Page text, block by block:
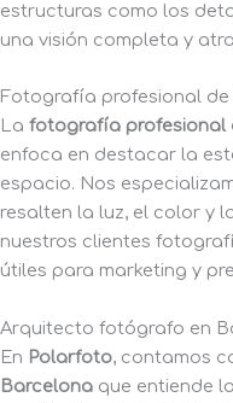
estructuras como los
una visión completa y
Fotografía profesional de
La fotografía profesional
enfoca en destacar la
espacio. Nos
resalten la luz, el color y
nuestros clientes
útiles para marketing y
Arquitecto fotógrafo en
En Polarfoto, contamos
Barcelona que entiende